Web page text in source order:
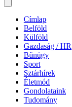
Címlap
Belföld
Külföld
Gazdaság / HR
Bűnügy
Sport
Sztárhírek
Életmód
Gondolataink
Tudomány